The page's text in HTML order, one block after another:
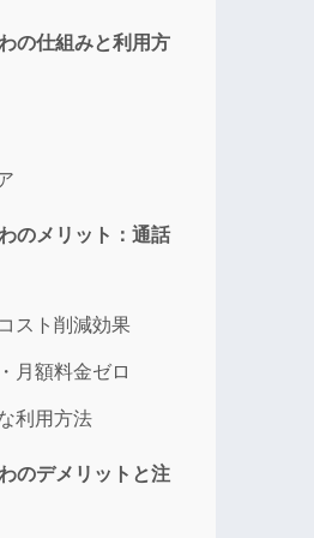
の仕組みと利用方
のメリット：通話
スト削減効果
月額料金ゼロ
利用方法
のデメリットと注